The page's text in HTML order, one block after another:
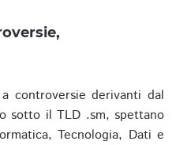
controversie derivanti dal
sotto il TLD .sm, spettano
Tecnologia, Dati e